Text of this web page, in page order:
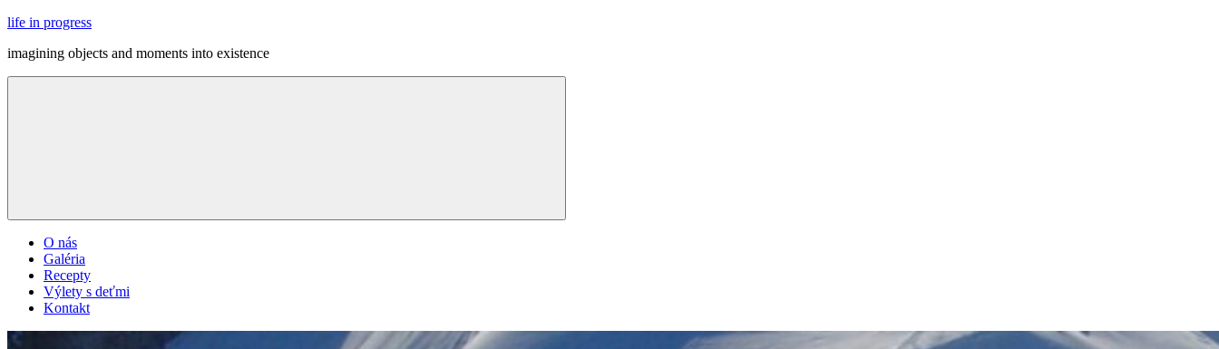
Skip
content
life in progress
imagining objects and moments into existence
Menu
O nás
Galéria
Recepty
Výlety s deťmi
Kontakt